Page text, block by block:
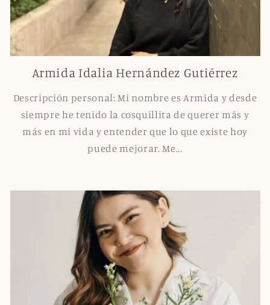
Armida Idalia Hernández Gutiérrez
Descripción personal: Mi nombre es Armida y desde
siempre he tenido la cosquillita de querer más y
más en mi vida y entender que lo que existe hoy
puede mejorar. Me...